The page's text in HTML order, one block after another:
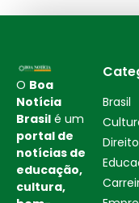
O Boa
Notícia
Brasil é um
portal de
notícias de
educação,
cultura,
Brasil